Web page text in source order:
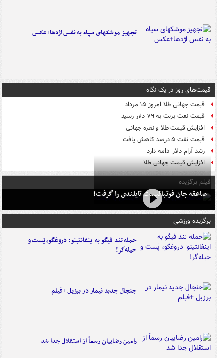
تجهیز موشکهای سپاه به نفس اژدها+عکس
قیمت‌های روز در یک نگاه
قیمت جهانی طلا امروز ۱۵ مرداد
قیمت نفت برنت به ۷۹ دلار رسید
افزایش قیمت طلا و نقره جهانی
قیمت نفت ۵ درصد کاهش یافت
رشد آرام دلار ادامه دارد
افزایش قیمت جهانی طلا
فیلم برگزیده
صاعقه جان فوتبالیست تایلندی را گرفت!
برگزیده ورزشی
حمله تند فیگو به اینفانتینو: دروغگو، پَست‌ و
حیله‌گر!
جنجال جدید نیمار در برزیل +فیلم
رامین رضاییان رسماً از استقلال جدا شد